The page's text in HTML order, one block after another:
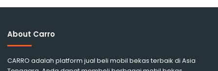
About Carro
CARRO adalah platform jual beli mobil bekas terbaik di Asia